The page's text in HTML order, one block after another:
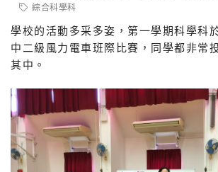
綜合科學科
學校的活動多采多姿，第一學期科學科
中二級風力電車班際比賽，同學都非常
其中。